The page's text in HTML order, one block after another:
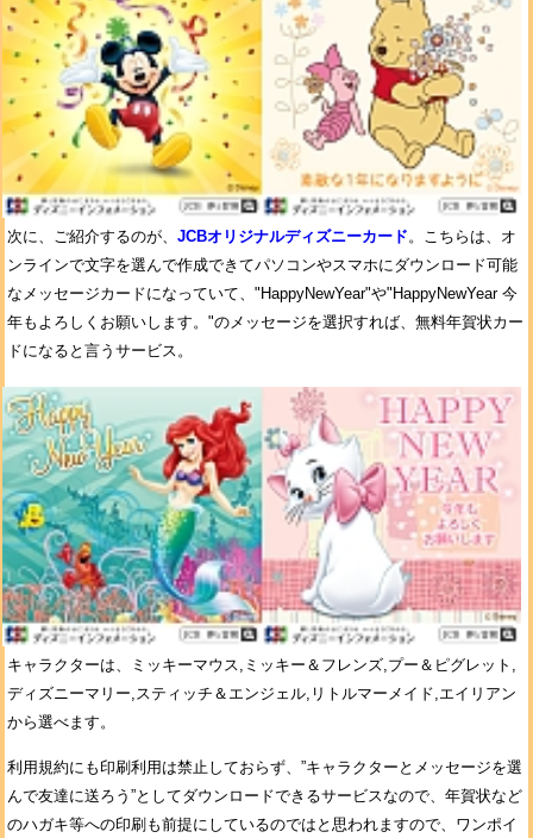
次に、ご紹介するのが、 JCBオリジナルディズニーカード 。こちらは、オ
ンラインで文字を選んで作成できてパソコンやスマホにダウンロード可能
なメッセージカードになっていて、"HappyNewYear"や"HappyNewYear 今
年もよろしくお願いします。"のメッセージを選択すれば、無料年賀状カー
ドになると言うサービス。
キャラクターは、ミッキーマウス,ミッキー＆フレンズ,プー＆ピグレット,
ディズニーマリー,スティッチ＆エンジェル,リトルマーメイド,エイリアン
から選べます。
利用規約にも印刷利用は禁止しておらず、”キャラクターとメッセージを選
んで友達に送ろう”としてダウンロードできるサービスなので、年賀状など
のハガキ等への印刷も前提にしているのではと思われますので、ワンポイ